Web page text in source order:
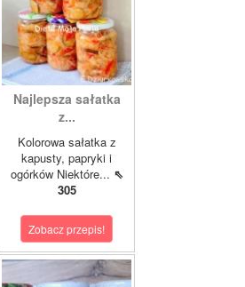
Najlepsza sałatka
z...
Kolorowa sałatka z
kapusty, papryki i
ogórków Niektóre... ⇖
305
Zobacz przepis!